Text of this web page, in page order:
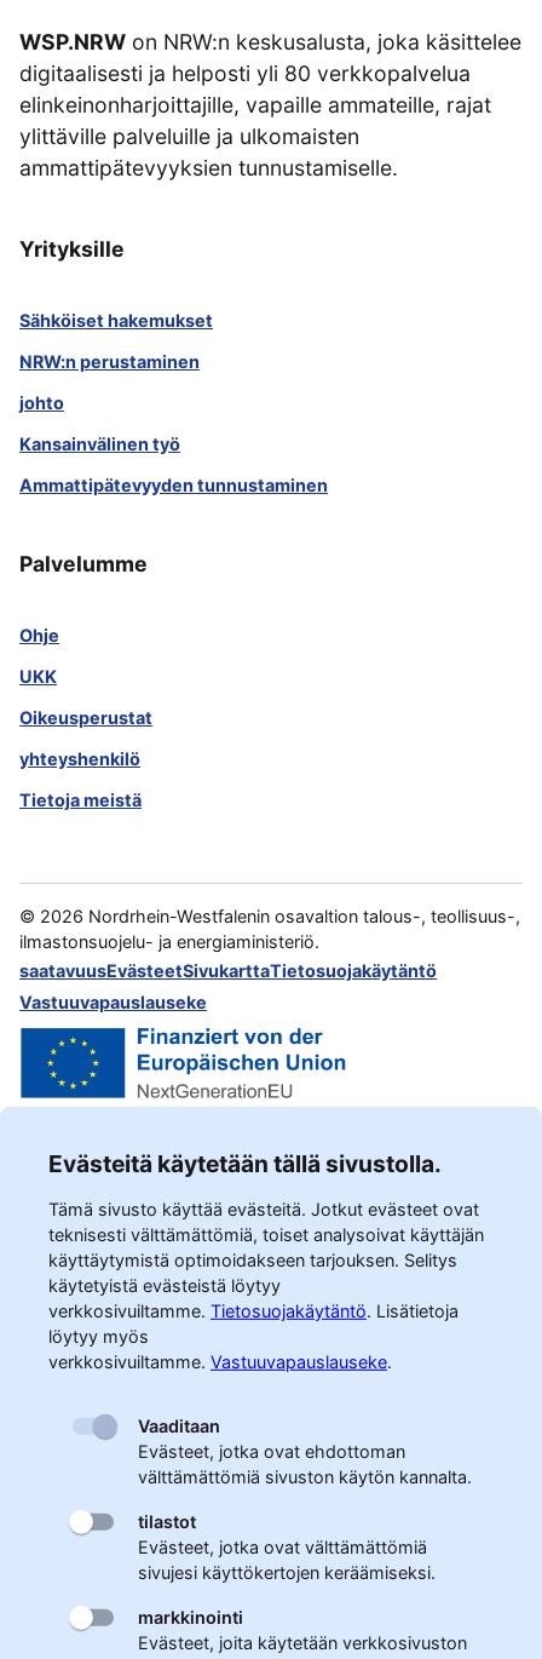
WSP.NRW on NRW:n keskusalusta, joka käsittelee
digitaalisesti ja helposti yli 80 verkkopalvelua
elinkeinonharjoittajille, vapaille ammateille, rajat
ylittäville palveluille ja ulkomaisten
ammattipätevyyksien tunnustamiselle.
Yrityksille
Sähköiset hakemukset
NRW:n perustaminen
johto
Kansainvälinen työ
Ammattipätevyyden tunnustaminen
Palvelumme
Ohje
UKK
Oikeusperustat
yhteyshenkilö
Tietoja meistä
© 2026 Nordrhein-Westfalenin osavaltion talous-, teollisuus-,
ilmastonsuojelu- ja energiaministeriö.
saatavuusEvästeetSivukarttaTietosuojakäytäntö
Vastuuvapauslauseke
Evästeitä käytetään tällä sivustolla.
Tämä sivusto käyttää evästeitä. Jotkut evästeet ovat
teknisesti välttämättömiä, toiset analysoivat käyttäjän
käyttäytymistä optimoidakseen tarjouksen. Selitys
käytetyistä evästeistä löytyy
verkkosivuiltamme. Tietosuojakäytäntö. Lisätietoja
löytyy myös
verkkosivuiltamme. Vastuuvapauslauseke.
Vaaditaan
Evästeet, jotka ovat ehdottoman
välttämättömiä sivuston käytön kannalta.
tilastot
Evästeet, jotka ovat välttämättömiä
sivujesi käyttökertojen keräämiseksi.
markkinointi
Evästeet, joita käytetään verkkosivuston